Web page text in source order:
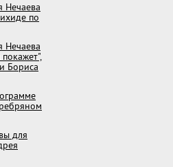
Нечаева
по
Нечаева
Бориса
для